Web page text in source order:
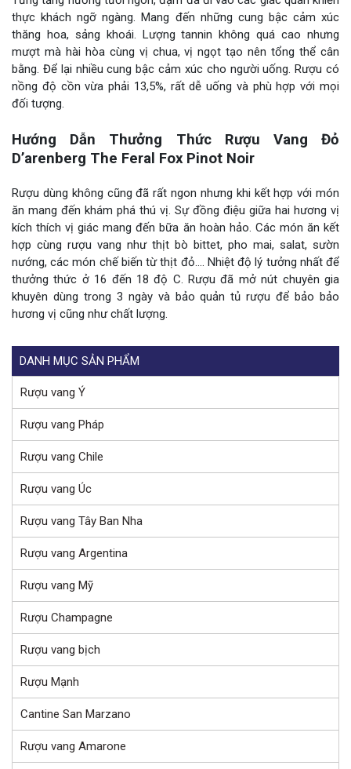
thực khách ngỡ ngàng. Mang đến những cung bậc cảm xúc
thăng hoa, sảng khoái. Lượng tannin không quá cao nhưng
mượt mà hài hòa cùng vị chua, vị ngọt tạo nên tổng thể cân
bằng. Để lại nhiều cung bậc cảm xúc cho người uống. Rượu có
nồng độ cồn vừa phải 13,5%, rất dễ uống và phù hợp với mọi
đối tượng.
Hướng Dẫn Thưởng Thức Rượu Vang Đỏ
D’arenberg The Feral Fox Pinot Noir
Rượu dùng không cũng đã rất ngon nhưng khi kết hợp với món
ăn mang đến khám phá thú vị. Sự đồng điệu giữa hai hương vị
kích thích vị giác mang đến bữa ăn hoàn hảo. Các món ăn kết
hợp cùng rượu vang như thịt bò bittet, pho mai, salat, sườn
nướng, các món chế biến từ thịt đỏ…. Nhiệt độ lý tưởng nhất để
thưởng thức ở 16 đến 18 độ C. Rượu đã mở nút chuyên gia
khuyên dùng trong 3 ngày và bảo quản tủ rượu để bảo bảo
hương vị cũng như chất lượng.
DANH MỤC SẢN PHẨM
Rượu vang Ý
Rượu vang Pháp
Rượu vang Chile
Rượu vang Úc
Rượu vang Tây Ban Nha
Rượu vang Argentina
Rượu vang Mỹ
Rượu Champagne
Rượu vang bịch
Rượu Mạnh
Cantine San Marzano
Rượu vang Amarone